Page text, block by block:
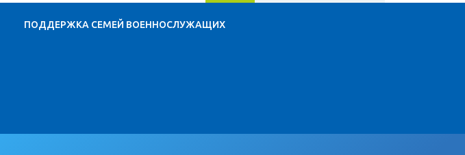
ПОДДЕРЖКА СЕМЕЙ ВОЕННОСЛУЖАЩИХ